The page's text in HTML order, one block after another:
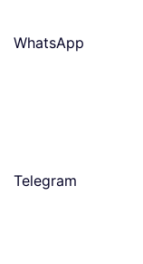
WhatsApp
Telegram